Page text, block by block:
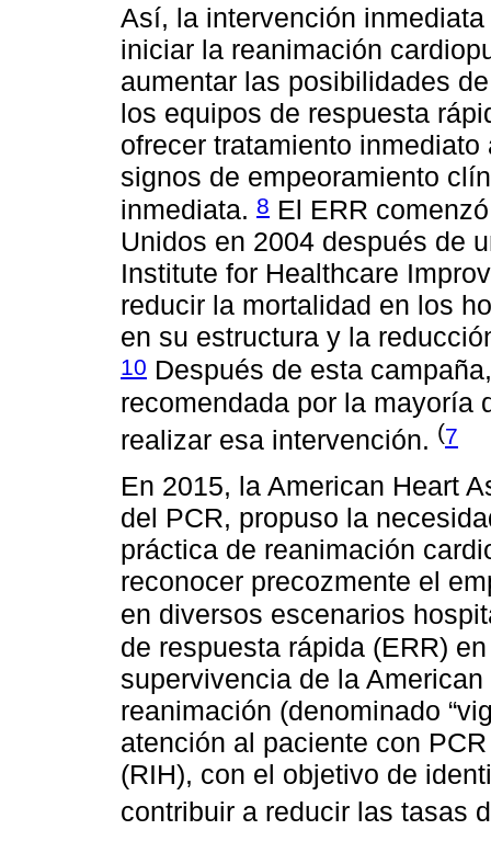
Así, la intervención
iniciar la reanimación
aumentar las posibilidades
los equipos de respuesta
ofrecer tratamiento
signos de empeoramiento
inmediata. 8 El ERR
Unidos en 2004 después de
Institute for Healthcare
reducir la mortalidad en los
en su estructura y la
10 Después de esta
recomendada por la mayoría
realizar esa intervención. (7
En 2015, la American Heart
del PCR, propuso la
práctica de reanimación
reconocer precozmente el
en diversos escenarios
de respuesta rápida (ERR)
supervivencia de la
reanimación (denominado
atención al paciente con
(RIH), con el objetivo de
contribuir a reducir las tasas